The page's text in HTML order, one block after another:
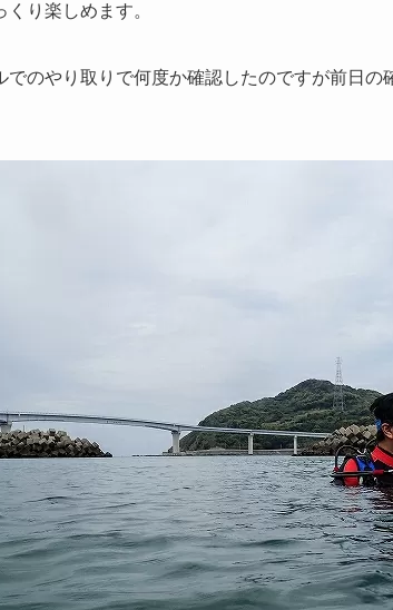
り楽しめます。
でのやり取りで何度か確認したのですが前日